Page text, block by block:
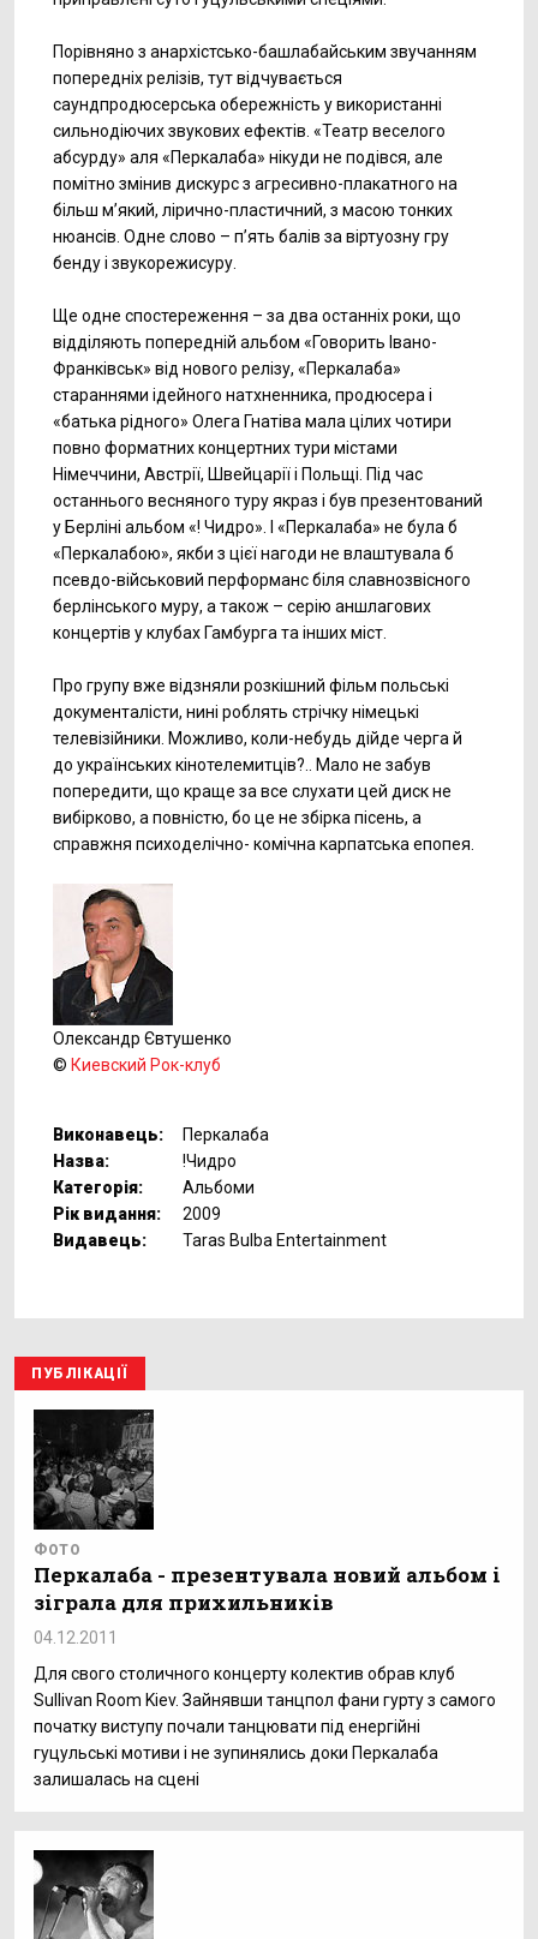
Порівняно з анархістсько-башлабайським звучанням
попередніх релізів, тут відчувається
саундпродюсерська обережність у використанні
сильнодіючих звукових ефектів. «Театр веселого
абсурду» аля «Перкалаба» нікуди не подівся, але
помітно змінив дискурс з агресивно-плакатного на
більш м’який, лірично-пластичний, з масою тонких
нюансів. Одне слово – п’ять балів за віртуозну гру
бенду і звукорежисуру.
Ще одне спостереження – за два останніх роки, що
відділяють попередній альбом «Говорить Івано-
Франківськ» від нового релізу, «Перкалаба»
стараннями ідейного натхненника, продюсера і
«батька рідного» Олега Гнатіва мала цілих чотири
повно форматних концертних тури містами
Німеччини, Австрії, Швейцарії і Польщі. Під час
останнього весняного туру якраз і був презентований
у Берліні альбом «! Чидро». І «Перкалаба» не була б
«Перкалабою», якби з цієї нагоди не влаштувала б
псевдо-військовий перформанс біля славнозвісного
берлінського муру, а також – серію аншлагових
концертів у клубах Гамбурга та інших міст.
Про групу вже відзняли розкішний фільм польські
документалісти, нині роблять стрічку німецькі
телевізійники. Можливо, коли-небудь дійде черга й
до українських кінотелемитців?.. Мало не забув
попередити, що краще за все слухати цей диск не
вибірково, а повністю, бо це не збірка пісень, а
справжня психоделічно- комічна карпатська епопея.
Олександр Євтушенко
© Киевский Рок-клуб
Виконавець:
Перкалаба
Назва:
!Чидро
Категорія:
Альбоми
Рік видання:
2009
Видавець:
Taras Bulba Entertainment
ПУБЛІКАЦІЇ
ФОТО
Перкалаба - презентувала новий альбом і
зіграла для прихильників
04.12.2011
Для свого столичного концерту колектив обрав клуб
Sullivan Room Kiev. Зайнявши танцпол фани гурту з самого
початку виступу почали танцювати під енергійні
гуцульські мотиви і не зупинялись доки Перкалаба
залишалась на сцені